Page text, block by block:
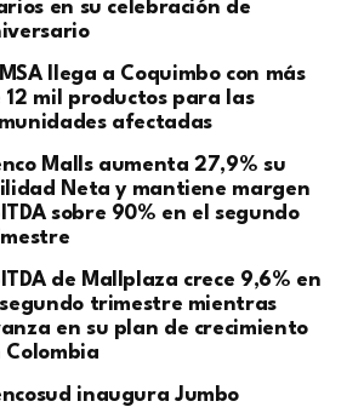
en su celebración de
llega a Coquimbo con más
12 mil productos para las
afectadas
Malls aumenta 27,9% su
Neta y mantiene margen
sobre 90% en el segundo
de Mallplaza crece 9,6% en
trimestre mientras
en su plan de crecimiento
Colombia
inaugura Jumbo